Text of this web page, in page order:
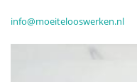
info@moeitelooswerken.nl